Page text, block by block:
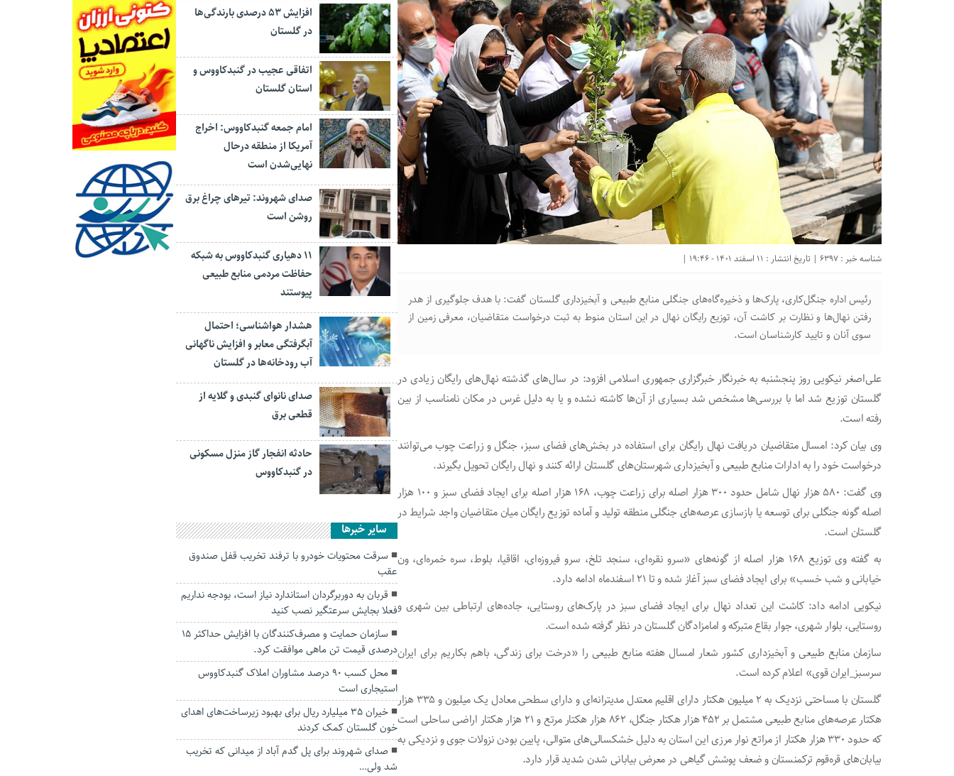
شناسه خبر : 6397 | تاریخ انتشار : 11 اسفند 1401 - 19:46 |
رئیس اداره جنگل‌کاری، پارک‌ها و ذخیره‌گاه‌های جنگلی منابع طبیعی و آبخیزداری گلستان گفت: با هدف جلوگیری از هدر
رفتن نهال‌ها و نظارت بر کاشت آن، توزیع رایگان نهال در این استان منوط به ثبت درخواست متقاضیان، معرفی زمین از
سوی آنان و تایید کارشناسان است.
علی‌اصغر نیکویی روز پنجشنبه به خبرنگار خبرگزاری جمهوری اسلامی افزود: در سال‌های گذشته نهال‌های رایگان زیادی در
گلستان توزیع شد اما با بررسی‌ها مشخص شد بسیاری از آن‌ها کاشته نشده و یا به دلیل غرس در مکان نامناسب از بین
رفته است.
وی بیان کرد: امسال متقاضیان دریافت نهال رایگان برای استفاده در بخش‌های فضای سبز، جنگل و زراعت چوب می‌توانند
درخواست خود را به ادارات منابع طبیعی و آبخیزداری شهرستان‌های گلستان ارائه کنند و نهال رایگان تحویل بگیرند.
وی گفت: ۵۸۰ هزار نهال شامل حدود ۳۰۰ هزار اصله برای زراعت چوب، ۱۶۸ هزار اصله برای ایجاد فضای سبز و ۱۰۰ هزار
اصله گونه جنگلی برای توسعه یا بازسازی عرصه‌های جنگلی منطقه تولید و آماده توزیع رایگان میان متقاضیان واجد شرایط در
گلستان است.
به گفته وی توزیع ۱۶۸ هزار اصله از گونه‌های «سرو نقره‌ای، سنجد تلخ، سرو فیروزه‌ای، اقاقیا، بلوط، سره خمره‌ای، ون
خیابانی و شب خسب» برای ایجاد فضای سبز آغاز شده و تا ۲۱ اسفندماه ادامه دارد.
نیکویی ادامه داد: کاشت این تعداد نهال برای ایجاد فضای سبز در پارک‌های روستایی، جاده‌های ارتباطی بین شهری و
روستایی، بلوار شهری، جوار بقاع متبرکه و امامزادگان گلستان در نظر گرفته شده است.
سازمان منابع طبیعی و آبخیزداری کشور شعار امسال هفته منابع طبیعی را «درخت برای زندگی، باهم بکاریم برای ایران
سرسبز_ایران قوی» اعلام کرده است.
گلستان با مساحتی نزدیک به ۲ میلیون هکتار دارای اقلیم معتدل مدیترانه‌ای و دارای سطحی معادل یک میلیون و ۳۳۵ هزار
هکتار عرصه‌های منابع طبیعی مشتمل بر ۴۵۲ هزار هکتار جنگل، ۸۶۲ هزار هکتار مرتع و ۲۱ هزار هکتار اراضی ساحلی است
که حدود ۳۳۰ هزار هکتار از مراتع نوار مرزی این استان به دلیل خشکسالی‌های متوالی، پایین بودن نزولات جوی و نزدیکی به
بیابان‌های قره‌قوم ترکمنستان و ضعف پوشش گیاهی در معرض بیابانی شدن شدید قرار دارد.
افزایش ۵۳ درصدی بارندگی‌ها
در گلستان
اتفاقی عجیب در‌ گنبدکاووس و
استان گلستان
امام جمعه گنبدکاووس: اخراج
آمریکا از منطقه درحال
نهایی‌شدن است
صدای شهروند: تیرهای چراغ برق
روشن است
۱۱ دهیاری گنبدکاووس به شبکه
حفاظت مردمی منابع طبیعی
پیوستند
هشدار هواشناسی؛ احتمال
آبگرفتگی معابر و افزایش ناگهانی
آب رودخانه‌ها در گلستان
صدای نانوای گنبدی و گلایه از
قطعی برق
حادثه انفجار گاز منزل مسکونی
در گنبدکاووس
سایر خبرها
سرقت محتویات خودرو با ترفند تخریب قفل صندوق
عقب
قربان به دوربرگردان استاندارد نیاز است، بودجه نداریم
فعلا بجایش سرعتگیر نصب کنید
سازمان حمایت و مصرف‌کنندگان با افزایش حداکثر ۱۵
درصدی قیمت تن ماهی موافقت کرد.
محل کسب ۹۰ درصد مشاوران املاک گنبدکاووس
استیجاری است
خیران ۳۵ میلیارد ریال برای بهبود زیرساخت‌های اهدای
خون گلستان کمک کردند
صدای شهروند برای پل گدم آباد از میدانی که تخریب
شد ولی…